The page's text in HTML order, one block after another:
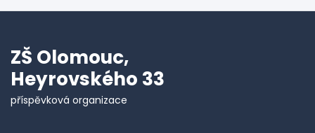
ZŠ Olomouc,
Heyrovského 33
příspěvková organizace